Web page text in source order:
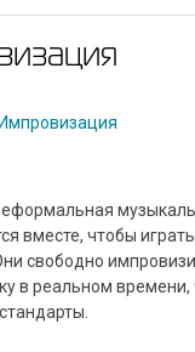
вместе, чтобы
свободно
в реальном времени,